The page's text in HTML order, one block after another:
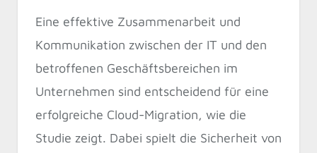
Eine effektive Zusammenarbeit und
Kommunikation zwischen der IT und den
betroffenen Geschäftsbereichen im
Unternehmen sind entscheidend für eine
erfolgreiche Cloud-Migration, wie die
Studie zeigt. Dabei spielt die Sicherheit von